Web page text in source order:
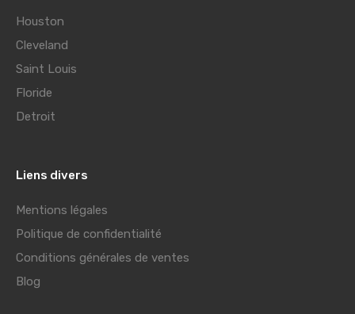
Houston
Cleveland
Saint Louis
Floride
Detroit
Liens divers
Mentions légales
Politique de confidentialité
Conditions générales de ventes
Blog